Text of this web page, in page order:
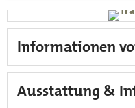
Informationen
Ausstattung &